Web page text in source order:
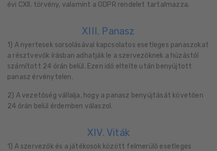
évi CXII. törvény, valamint a GDPR rendelet tartalmazza.
XIII. Panasz
1) A nyertesek sorsolásával kapcsolatos esetleges panaszokat
a résztvevők írásban adhatják le a szervezőknek a húzástól
számított 24 órán belül. Ezen idő eltelte után benyújtott
panasz érvénytelen.
2) A vezetőség vállalja, hogy a panasz benyújtását követően
24 órán belül érdemben válaszol.
XIV. Viták
1) A szervezők és a játékosok között felmerülő esetleges